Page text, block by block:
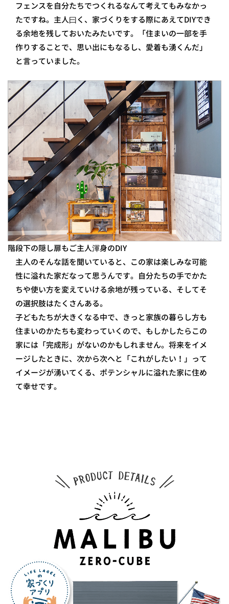
フェンスを自分たちでつくれるなんて考えてもみなかっ
たですね。主人曰く、家づくりをする際にあえてDIYでき
る余地を残しておいたみたいです。「住まいの一部を手
作りすることで、思い出にもなるし、愛着も湧くんだ」
と言っていました。
階段下の隠し扉もご主人渾身のDIY
主人のそんな話を聞いていると、この家は楽しみな可能
性に溢れた家だなって思うんです。自分たちの手でかた
ちや使い方を変えていける余地が残っている、そしてそ
の選択肢はたくさんある。
子どもたちが大きくなる中で、きっと家族の暮らし方も
住まいのかたちも変わっていくので、もしかしたらこの
家には「完成形」がないのかもしれません。将来をイメ
ージしたときに、次から次へと「これがしたい！」って
イメージが湧いてくる、ポテンシャルに溢れた家に住め
て幸せです。